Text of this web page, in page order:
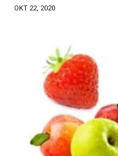
ΟΚΤ 22, 2020